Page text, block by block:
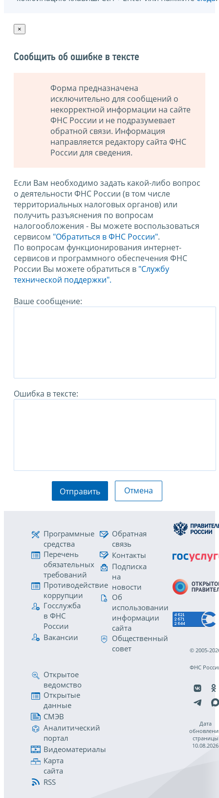
×
Сообщить об ошибке в тексте
Форма предназначена
исключительно для сообщений о
некорректной информации на сайте
ФНС России и не подразумевает
обратной связи. Информация
направляется редактору сайта ФНС
России для сведения.
Если Вам необходимо задать какой-либо вопрос
о деятельности ФНС России (в том числе
территориальных налоговых органов) или
получить разъяснения по вопросам
налогообложения - Вы можете воспользоваться
сервисом "Обратиться в ФНС России".
По вопросам функционирования интернет-
сервисов и программного обеспечения ФНС
России Вы можете обратиться в "Службу
технической поддержки".
Ваше сообщение:
Ошибка в тексте:
Отправить Отмена
Программные
средства
Перечень
обязательных
требований
Противодействие
коррупции
Госслужба
в ФНС
России
Вакансии
Обратная
связь
Контакты
Подписка
на
новости
Об
использовании
информации
сайта
Общественный
совет
Открытое
ведомство
Открытые
данные
СМЭВ
Аналитический
портал
Видеоматериалы
Карта
сайта
RSS
© 2005-
ФНС
Дата
страницы
10.08.2026